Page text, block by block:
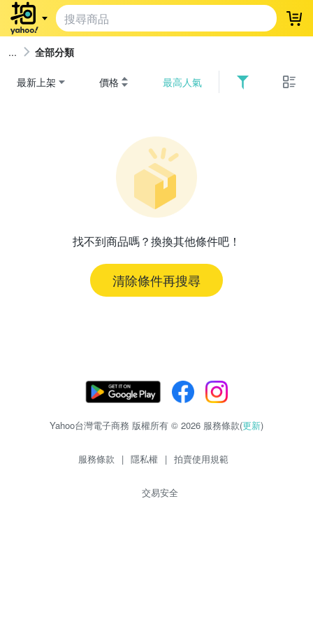
登
全部分類
最新上架 價格 最高人氣
找不到商品嗎？換換其他條件吧！
清除條件再搜尋
Yahoo台灣電子商務 版權所有 © 2026 服務條款(更新)
服務條款 | 隱私權 | 拍賣使用規範
交易安全